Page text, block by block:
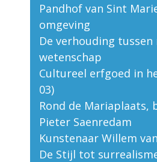
Pandhof van Sint
omgeving
De verhouding tussen
wetenschap
Cultureel erfgoed in
03)
Rond de Mariaplaats,
Pieter Saenredam
Kunstenaar Willem
De Stijl tot